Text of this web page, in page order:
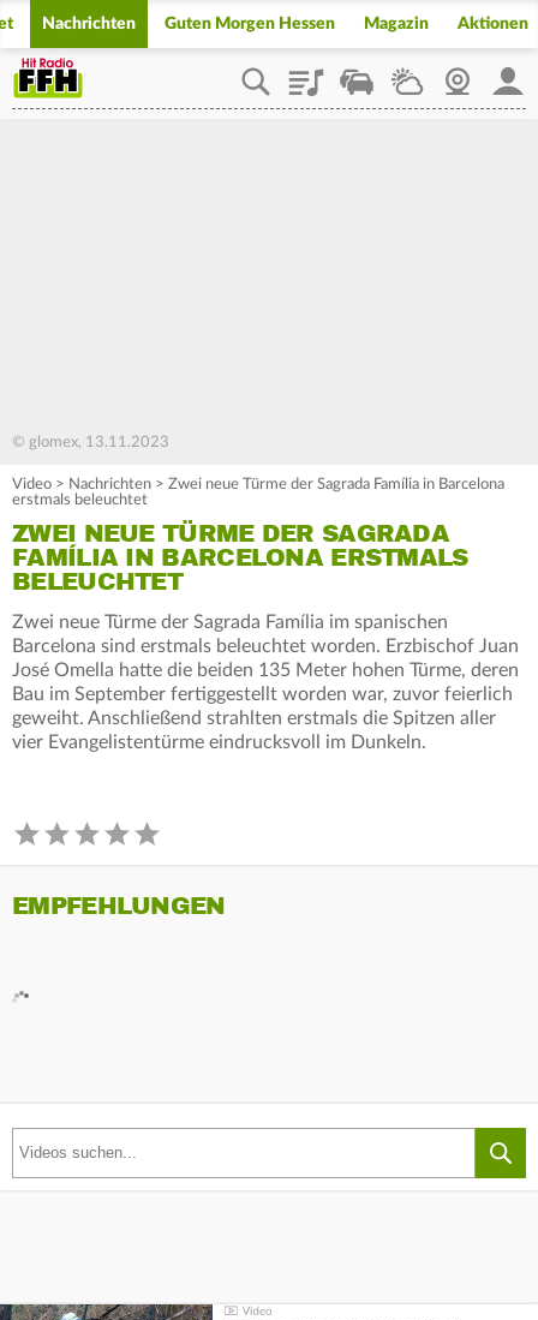
Nachrichten Guten Morgen Hessen Magazin Aktionen
PlaylistStaupilotWetterWebcam
© glomex, 13.11.2023
Video > Nachrichten > Zwei neue Türme der Sagrada Família in Barcelona
erstmals beleuchtet
ZWEI NEUE TÜRME DER SAGRADA
FAMÍLIA IN BARCELONA ERSTMALS
BELEUCHTET
Zwei neue Türme der Sagrada Família im spanischen
Barcelona sind erstmals beleuchtet worden. Erzbischof Juan
José Omella hatte die beiden 135 Meter hohen Türme, deren
Bau im September fertiggestellt worden war, zuvor feierlich
geweiht. Anschließend strahlten erstmals die Spitzen aller
vier Evangelistentürme eindrucksvoll im Dunkeln.
EMPFEHLUNGEN